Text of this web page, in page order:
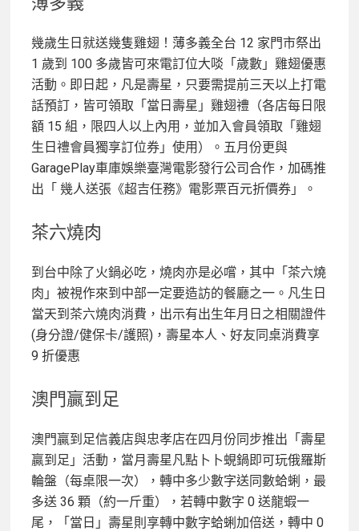
幾歲生日就送幾隻雞翅！薄多義全台 12 家門市祭出
1 歲到 100 多歲皆可來電訂位大啖「歲數」雞翅優惠
活動。 即日起，凡是壽星，只要需提前三天以上打電
話預訂，皆可領取「當日壽星」雞翅禮（各店每日限
額 15 組，限四人以上內用，並加入會員領取「雞翅
生日禮會員獨享訂位券」使用）。五月份更與
GaragePlay車庫娛樂臺灣電影發行公司合作，加碼推
出「 幾人送張《超吉任務》電影票百元折價券」。
茶六燒肉
到台中除了火鍋必吃，燒肉亦是必嚐，其中「茶六燒
肉」被視作來到中部一定要造訪的餐廳之一。凡生日
當天到茶六燒肉消費，出示有出生年月日之相關證件
(身分證/健保卡/護照)，壽星本人、好友同桌消費享
9 折優惠
澳門贏到足
澳門贏到足信義店與忠孝店在四月份同步推出「壽星
贏到足」活動，當月壽星凡點卜卜蜆鍋即可玩俄羅斯
輪盤（每桌限一次），轉中多少數字送同數蛤蜊，最
多送 36 顆（約一斤重），若轉中數字 0 送龍蝦一
尾，「當日」壽星則享轉中數字蛤蜊加倍送，轉中 0